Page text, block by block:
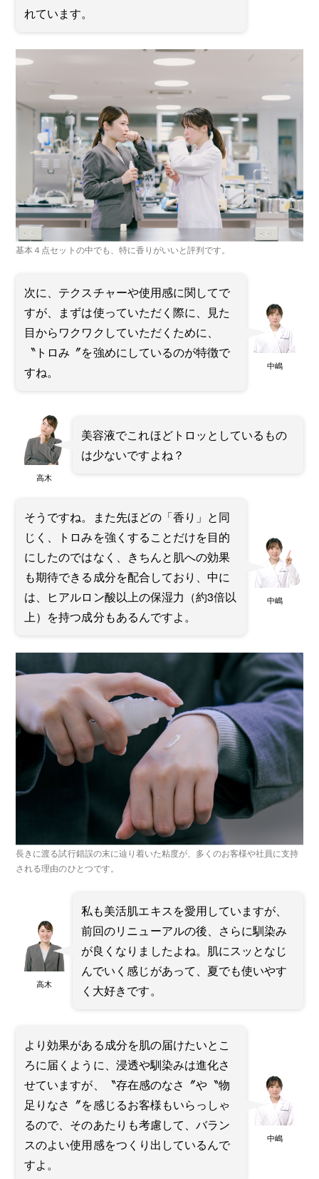
れています。
基本４点セットの中でも、特に香りがいいと評判です。
中嶋
次に、テクスチャーや使用感に関してで
すが、まずは使っていただく際に、見た
目からワクワクしていただくために、
〝トロみ〞を強めにしているのが特徴で
すね。
高木
美容液でこれほどトロッとしているもの
は少ないですよね？
中嶋
そうですね。また先ほどの「香り」と同
じく、トロみを強くすることだけを目的
にしたのではなく、きちんと肌への効果
も期待できる成分を配合しており、中に
は、ヒアルロン酸以上の保湿力（約3倍以
上）を持つ成分もあるんですよ。
長きに渡る試行錯誤の末に辿り着いた粘度が、多くのお客様や社員に支持
される理由のひとつです。
高木
私も美活肌エキスを愛用していますが、
前回のリニューアルの後、さらに馴染み
が良くなりましたよね。肌にスッとなじ
んでいく感じがあって、夏でも使いやす
く大好きです。
中嶋
より効果がある成分を肌の届けたいとこ
ろに届くように、浸透や馴染みは進化さ
せていますが、〝存在感のなさ〞や〝物
足りなさ〞を感じるお客様もいらっしゃ
るので、そのあたりも考慮して、バラン
スのよい使用感をつくり出しているんで
すよ。